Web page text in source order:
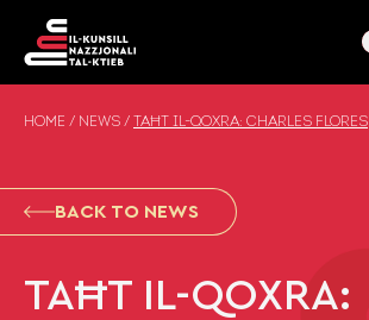
HOME / NEWS / TAĦT IL-QOXRA: CHARLES FLORES
BACK TO NEWS
TAĦT IL-QOXRA: